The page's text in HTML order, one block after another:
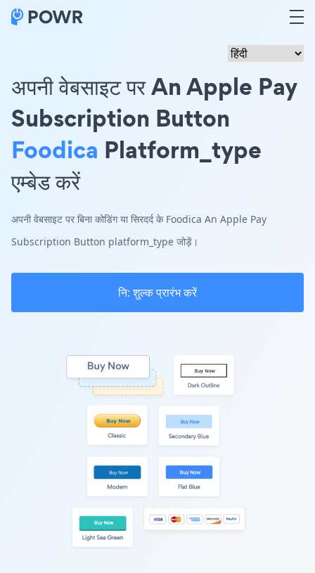
अपनी वेबसाइट पर An Apple Pay
Subscription Button
Foodica Platform_type
एम्बेड करें
अपनी वेबसाइट पर बिना कोडिंग या सिरदर्द के Foodica An Apple Pay
Subscription Button platform_type जोड़ें।
नि: शुल्क प्रारंभ करें